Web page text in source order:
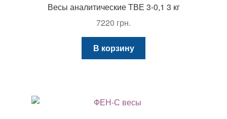
Весы аналитические ТВЕ 3-0,1 3 кг
7220 грн.
В корзину